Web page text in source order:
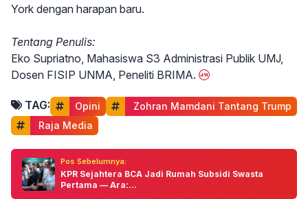
York dengan harapan baru.
Tentang Penulis:
Eko Supriatno, Mahasiswa S3 Administrasi Publik UMJ,
Dosen FISIP UNMA, Peneliti BRIMA.
TAG: Opini
Zohran Mamdani Tantang Trump
Raja Media
Pos Sebelumnya:
KPR Sejahtera BCA Jadi Rumah Subsidi Swasta
Pertama — Ara:...